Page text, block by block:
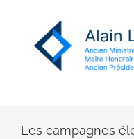
Les campagnes